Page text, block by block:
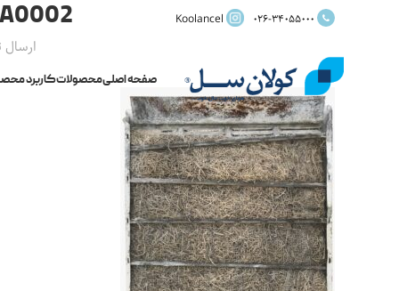
صفحه اصلیمحصولاتکاربرد